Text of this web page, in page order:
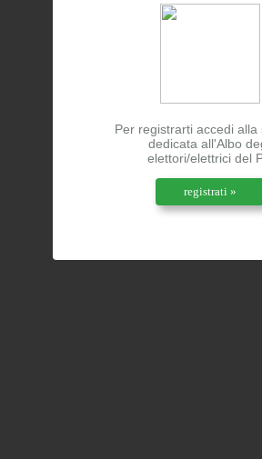
Per registrarti accedi alla
dedicata all'Albo
elettori/elettrici del